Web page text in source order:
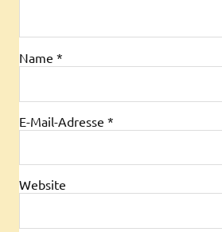
Name *
E-Mail-Adresse *
Website